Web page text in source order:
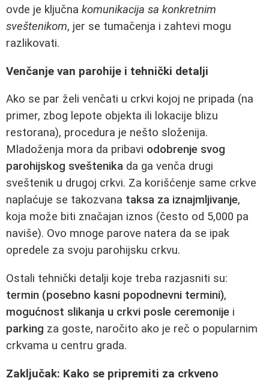
ovde je ključna komunikacija sa konkretnim
sveštenikom, jer se tumačenja i zahtevi mogu
razlikovati.
Venčanje van parohije i tehnički detalji
Ako se par želi venčati u crkvi kojoj ne pripada (na
primer, zbog lepote objekta ili lokacije blizu
restorana), procedura je nešto složenija.
Mladoženja mora da pribavi odobrenje svog
parohijskog sveštenika da ga venča drugi
sveštenik u drugoj crkvi. Za korišćenje same crkve
naplaćuje se takozvana taksa za iznajmljivanje,
koja može biti značajan iznos (često od 5,000 pa
naviše). Ovo mnoge parove natera da se ipak
opredele za svoju parohijsku crkvu.
Ostali tehnički detalji koje treba razjasniti su:
termin (posebno kasni popodnevni termini),
mogućnost slikanja u crkvi posle ceremonije i
parking za goste, naročito ako je reč o popularnim
crkvama u centru grada.
Zaključak: Kako se pripremiti za crkveno